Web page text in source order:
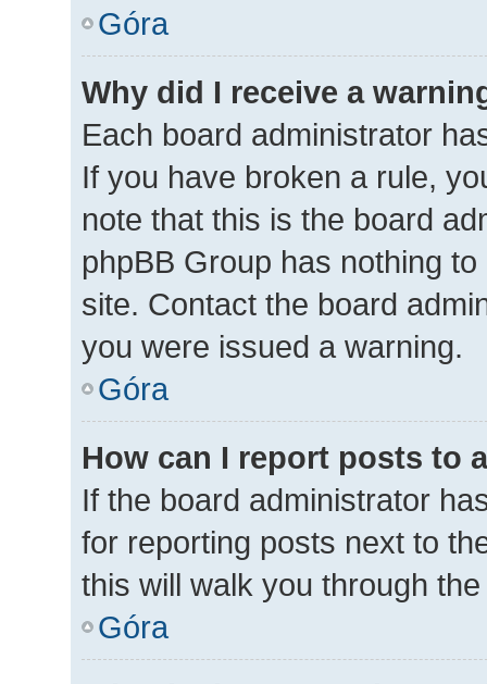
Góra
Why did I receive a
Each board administrator
If you have broken a rule,
note that this is the board
phpBB Group has nothing
site. Contact the board
you were issued a warning.
Góra
How can I report posts to
If the board administrator
for reporting posts next to
this will walk you through
Góra